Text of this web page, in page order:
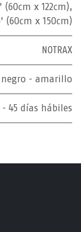
(60cm x 122cm),
(60cm x 150cm)
NOTRAX
negro - amarillo
- 45 días hábiles